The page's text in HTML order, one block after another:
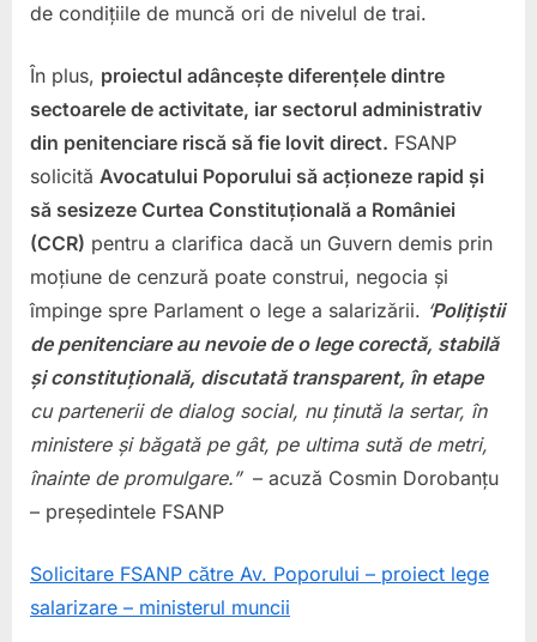
de condițiile de muncă ori de nivelul de trai.
În plus, proiectul adâncește diferențele dintre
sectoarele de activitate, iar sectorul administrativ
din penitenciare riscă să fie lovit direct. FSANP
solicită Avocatului Poporului să acționeze rapid și
să sesizeze Curtea Constituțională a României
(CCR) pentru a clarifica dacă un Guvern demis prin
moțiune de cenzură poate construi, negocia și
împinge spre Parlament o lege a salarizării. ‘Polițiștii
de penitenciare au nevoie de o lege corectă, stabilă
și constituțională, discutată transparent, în etape
cu partenerii de dialog social, nu ținută la sertar, în
ministere și băgată pe gât, pe ultima sută de metri,
înainte de promulgare.”– acuză Cosmin Dorobanțu
– președintele FSANP
Solicitare FSANP către Av. Poporului – proiect lege
salarizare – ministerul muncii